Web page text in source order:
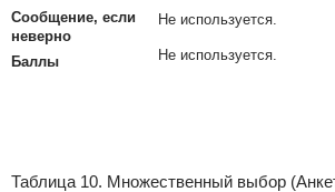
Сообщение, если
неверно
Не используется.
Баллы Не используется.
Таблица 10. Множественный выбор